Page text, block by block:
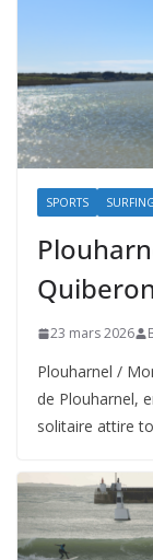
SPORTS
Quiberon
23 mars 2026
Plouharnel /
de Plouharnel,
solitaire attire